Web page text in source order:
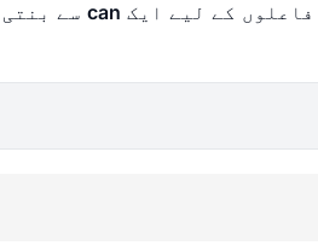
can